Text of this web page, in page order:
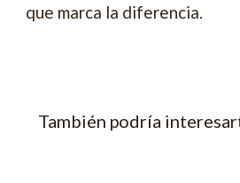
que marca la diferencia.
También podría